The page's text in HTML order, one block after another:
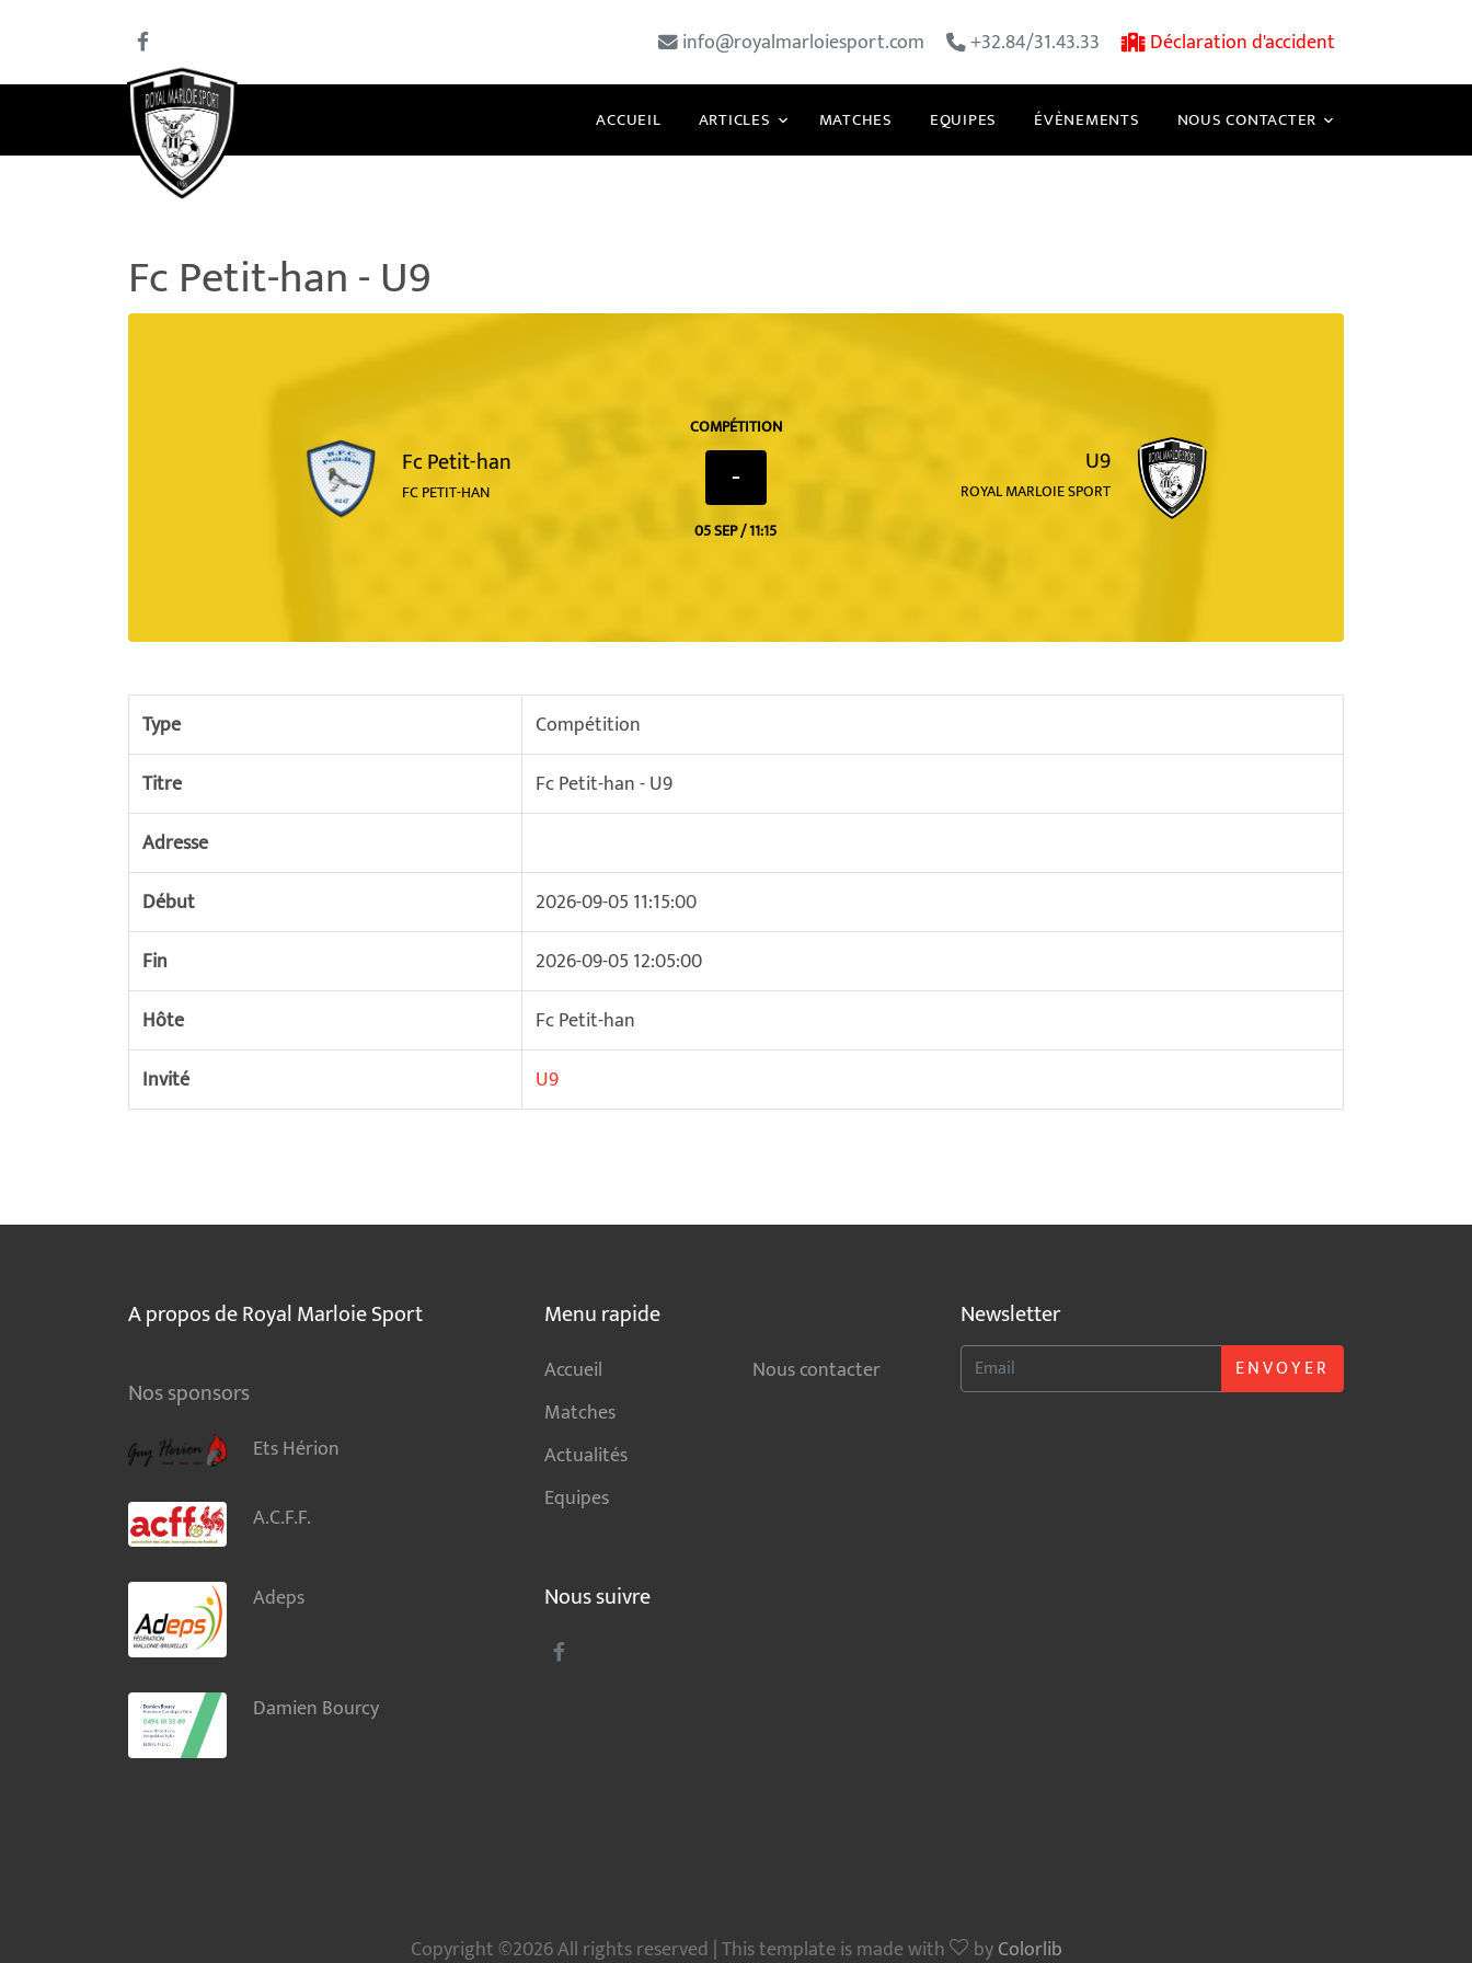
info@royalmarloiesport.com +32.84/31.43.33 Déclaration d'accident
ACCUEIL ARTICLES MATCHES EQUIPES ÉVÈNEMENTS NOUS CONTACTER
Fc Petit-han - U9
Fc Petit-han
FC PETIT-HAN
COMPÉTITION
-
05 SEP / 11:15
U9
ROYAL MARLOIE SPORT
Type
Compétition
Titre
Fc Petit-han - U9
Adresse
Début
2026-09-05 11:15:00
Fin
2026-09-05 12:05:00
Hôte
Fc Petit-han
Invité
U9
A propos de Royal Marloie Sport
Nos sponsors
Ets Hérion
A.C.F.F.
Adeps
Damien Bourcy
Menu rapide
Accueil
Matches
Actualités
Equipes
Nous contacter
Nous suivre
Newsletter
ENVOYER
Copyright ©2026 All rights reserved | This template is made with byColorlib